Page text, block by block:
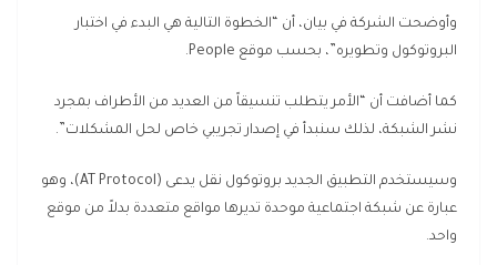
وأوضحت الشركة في بيان، أن “الخطوة التالية هي البدء في اختبار
البروتوكول وتطويره”، بحسب موقع People.
كما أضافت أن “الأمر يتطلب تنسيقاً من العديد من الأطراف بمجرد
نشر الشبكة، لذلك سنبدأ في إصدار تجريبي خاص لحل المشكلات”.
وسيستخدم التطبيق الجديد بروتوكول نقل يدعى (AT Protocol)، وهو
عبارة عن شبكة اجتماعية موحدة تديرها مواقع متعددة بدلاً من موقع
واحد.